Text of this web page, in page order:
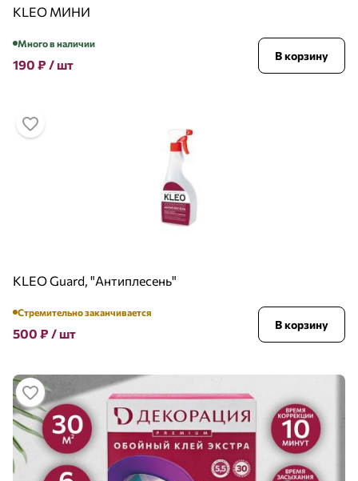
KLEO МИНИ
Много в наличии
190 ₽ / шт
В корзину
KLEO Guard, "Антиплесень"
Стремительно заканчивается
500 ₽ / шт
В корзину